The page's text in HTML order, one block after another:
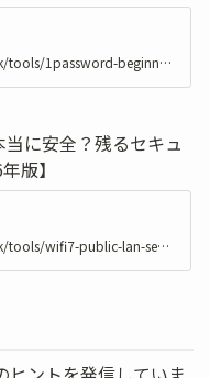
https://adventurous-cat.com/article/work/tools/1password-beginners-guide
に安全？残るセキュ
版】
https://adventurous-cat.com/article/work/tools/wifi7-public-lan-security